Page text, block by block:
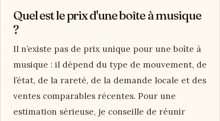
Quel est le prix d'une boîte à musique
?
Il n’existe pas de prix unique pour une boîte à
musique : il dépend du type de mouvement, de
l’état, de la rareté, de la demande locale et des
ventes comparables récentes. Pour une
estimation sérieuse, je conseille de réunir